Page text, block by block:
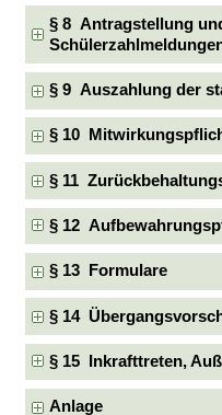
§ 8 Antragstellung
§ 9 Auszahlung der
§ 10
§ 11
§ 12
§ 13 Formulare
§ 14
§ 15 Inkrafttreten,
Anlage